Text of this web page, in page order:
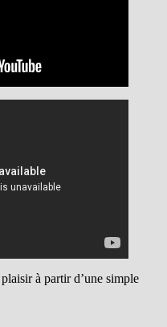
à partir d’une simple